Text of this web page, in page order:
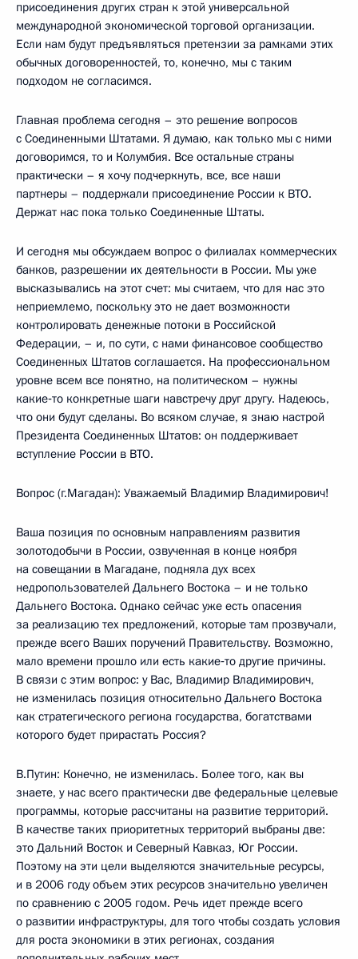
присоединения других стран к этой универсальной
международной экономической торговой организации.
Если нам будут предъявляться претензии за рамками этих
обычных договоренностей, то, конечно, мы с таким
подходом не согласимся.
Главная проблема сегодня – это решение вопросов
с Соединенными Штатами. Я думаю, как только мы с ними
договоримся, то и Колумбия. Все остальные страны
практически – я хочу подчеркнуть, все, все наши
партнеры – поддержали присоединение России к ВТО.
Держат нас пока только Соединенные Штаты.
И сегодня мы обсуждаем вопрос о филиалах коммерческих
банков, разрешении их деятельности в России. Мы уже
высказывались на этот счет: мы считаем, что для нас это
неприемлемо, поскольку это не дает возможности
контролировать денежные потоки в Российской
Федерации, – и, по сути, с нами финансовое сообщество
Соединенных Штатов соглашается. На профессиональном
уровне всем все понятно, на политическом – нужны
какие‑то конкретные шаги навстречу друг другу. Надеюсь,
что они будут сделаны. Во всяком случае, я знаю настрой
Президента Соединенных Штатов: он поддерживает
вступление России в ВТО.
Вопрос (г.Магадан): Уважаемый Владимир Владимирович!
Ваша позиция по основным направлениям развития
золотодобычи в России, озвученная в конце ноября
на совещании в Магадане, подняла дух всех
недропользователей Дальнего Востока – и не только
Дальнего Востока. Однако сейчас уже есть опасения
за реализацию тех предложений, которые там прозвучали,
прежде всего Ваших поручений Правительству. Возможно,
мало времени прошло или есть какие‑то другие причины.
В связи с этим вопрос: у Вас, Владимир Владимирович,
не изменилась позиция относительно Дальнего Востока
как стратегического региона государства, богатствами
которого будет прирастать Россия?
В.Путин: Конечно, не изменилась. Более того, как вы
знаете, у нас всего практически две федеральные целевые
программы, которые рассчитаны на развитие территорий.
В качестве таких приоритетных территорий выбраны две:
это Дальний Восток и Северный Кавказ, Юг России.
Поэтому на эти цели выделяются значительные ресурсы,
и в 2006 году объем этих ресурсов значительно увеличен
по сравнению с 2005 годом. Речь идет прежде всего
о развитии инфраструктуры, для того чтобы создать условия
для роста экономики в этих регионах, создания